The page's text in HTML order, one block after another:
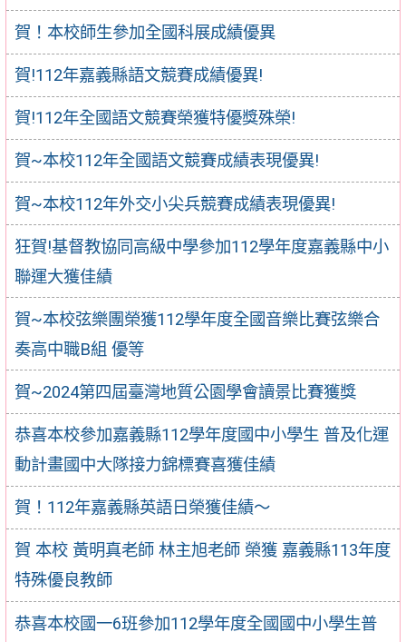
賀！本校師生參加全國科展成績優異
賀!112年嘉義縣語文競賽成績優異!
賀!112年全國語文競賽榮獲特優獎殊榮!
賀~本校112年全國語文競賽成績表現優異!
賀~本校112年外交小尖兵競賽成績表現優異!
狂賀!基督教協同高級中學參加112學年度嘉義縣中小
聯運大獲佳績
賀~本校弦樂團榮獲112學年度全國音樂比賽弦樂合
奏高中職B組 優等
賀~2024第四屆臺灣地質公園學會讀景比賽獲獎
恭喜本校參加嘉義縣112學年度國中小學生 普及化運
動計畫國中大隊接力錦標賽喜獲佳績
賀！112年嘉義縣英語日榮獲佳績～
賀 本校 黃明真老師 林主旭老師 榮獲 嘉義縣113年度
特殊優良教師
恭喜本校國一6班參加112學年度全國國中小學生普